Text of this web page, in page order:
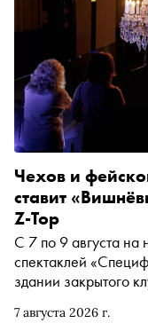
7 августа 2026 г.
Чехов и
ставит
Z-Top
С 7 по 9 августа на
спектаклей
здании закрытого
культуры речников